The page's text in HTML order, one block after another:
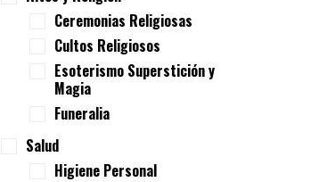
Ceremonias Religiosas
Cultos Religiosos
Esoterismo Superstición y
Magia
Funeralia
Salud
Higiene Personal